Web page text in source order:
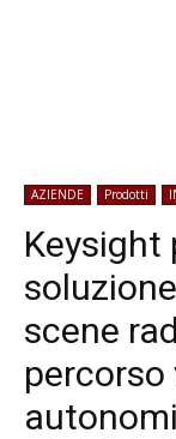
AZIENDE Prodotti
Keysight
scene
percorso
autonomi